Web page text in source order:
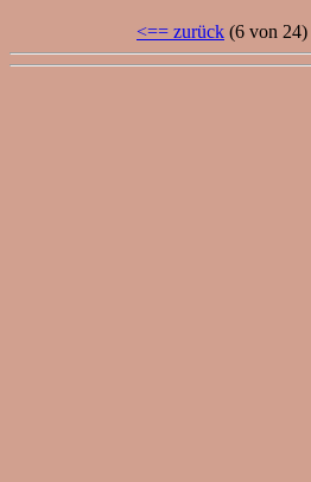
<== zurück (6 von 24)